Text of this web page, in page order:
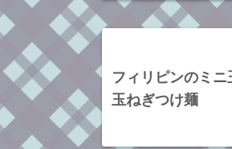
フィリピンのミ
玉ねぎつけ麺